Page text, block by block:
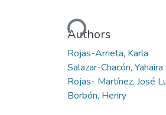
Loading...
Authors
Rojas-Arrieta, Karla
Salazar-Chacón, Yahaira
Rojas- Martínez, José
Borbón, Henry